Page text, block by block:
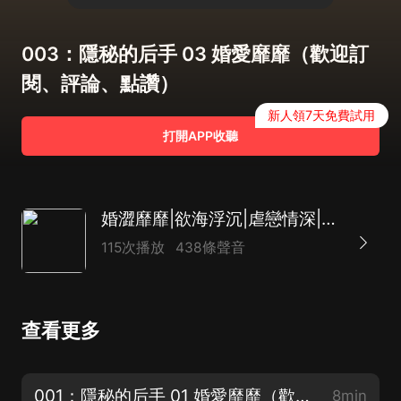
003：隱秘的后手 03 婚愛靡靡（歡迎訂
閱、評論、點讚）
打開APP收聽
新人領7天免費試用
婚澀靡靡|欲海浮沉|虐戀情深|兩性故事
115次播放 438條聲音
查看更多
001：隱秘的后手 01 婚愛靡靡（歡迎訂閱、評論、點讚） 8min